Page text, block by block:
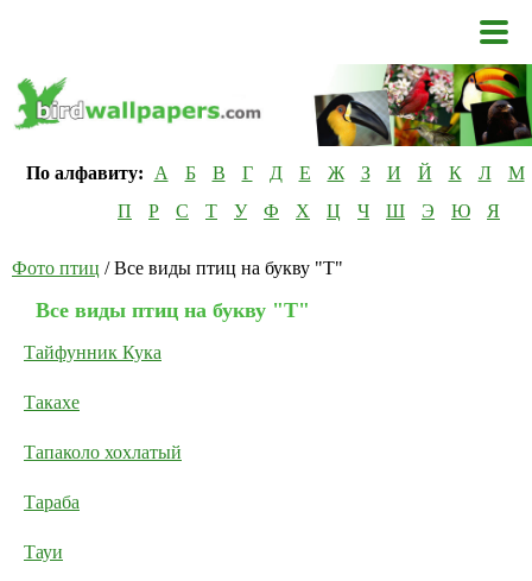
По алфавиту: А Б В Г Д Е Ж З И Й К Л
М
П
Р С Т У Ф Х Ц Ч Ш Э Ю Я
Фото птиц / Все виды птиц на букву "Т"
Все виды птиц на букву "Т"
Тайфунник Кука
Такахе
Тапаколо хохлатый
Тараба
Тауи